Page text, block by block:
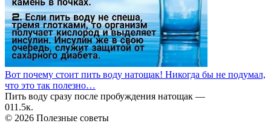
Вот почему стоит пить воду натощак! Никогда бы не подумал,
что это так полезно…
Пить воду сразу после пробуждения натощак —
011.5к.
© 2026 Полезные советы